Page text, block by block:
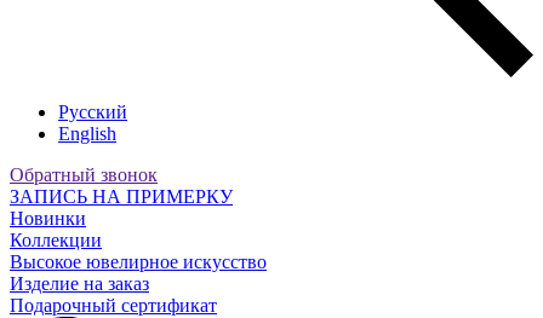
Русский
English
Обратный звонок
ЗАПИСЬ НА ПРИМЕРКУ
Новинки
Коллекции
Высокое ювелирное искусство
Изделие на заказ
Подарочный сертификат